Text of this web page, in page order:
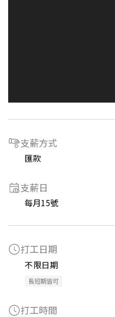
支薪方式
匯款
支薪日
每月15號
打工日期
不限日期
長短期皆可
打工時間